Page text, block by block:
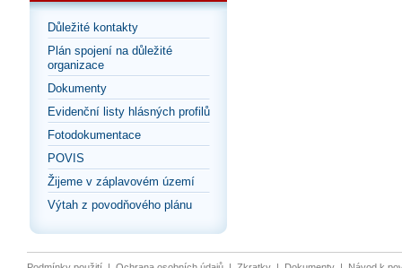
Důležité kontakty
Plán spojení na důležité
organizace
Dokumenty
Evidenční listy hlásných profilů
Fotodokumentace
POVIS
Žijeme v záplavovém území
Výtah z povodňového plánu